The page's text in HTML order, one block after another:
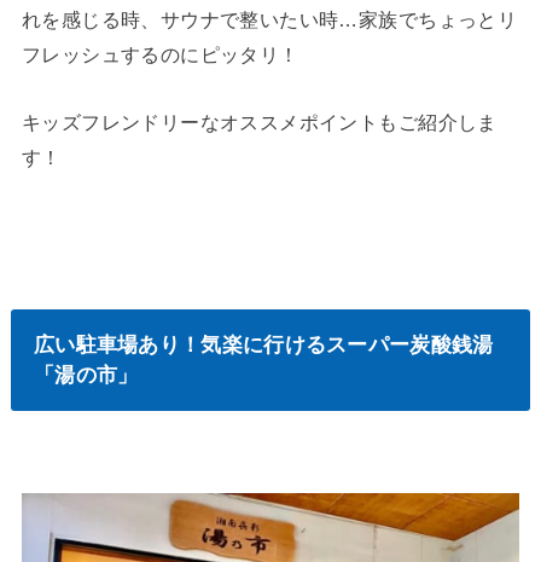
れを感じる時、サウナで整いたい時…家族でちょっとリ
フレッシュするのにピッタリ！
キッズフレンドリーなオススメポイントもご紹介しま
す！
広い駐車場あり！気楽に行けるスーパー炭酸銭湯
「湯の市」